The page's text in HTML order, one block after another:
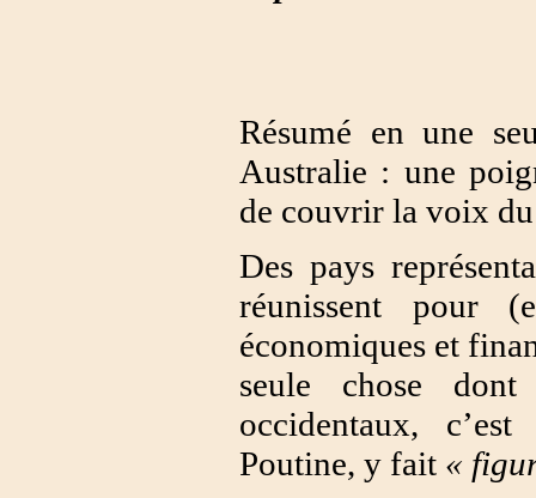
Résumé en une
Australie : une
de couvrir la voix
Des pays
réunissent pour
économiques et
seule chose
occidentaux,
Poutine, y fait «